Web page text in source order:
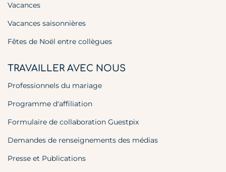
Vacances
Vacances saisonnières
Fêtes de Noël entre collègues
TRAVAILLER AVEC NOUS
Professionnels du mariage
Programme d'affiliation
Formulaire de collaboration Guestpix
Demandes de renseignements des médias
Presse et Publications